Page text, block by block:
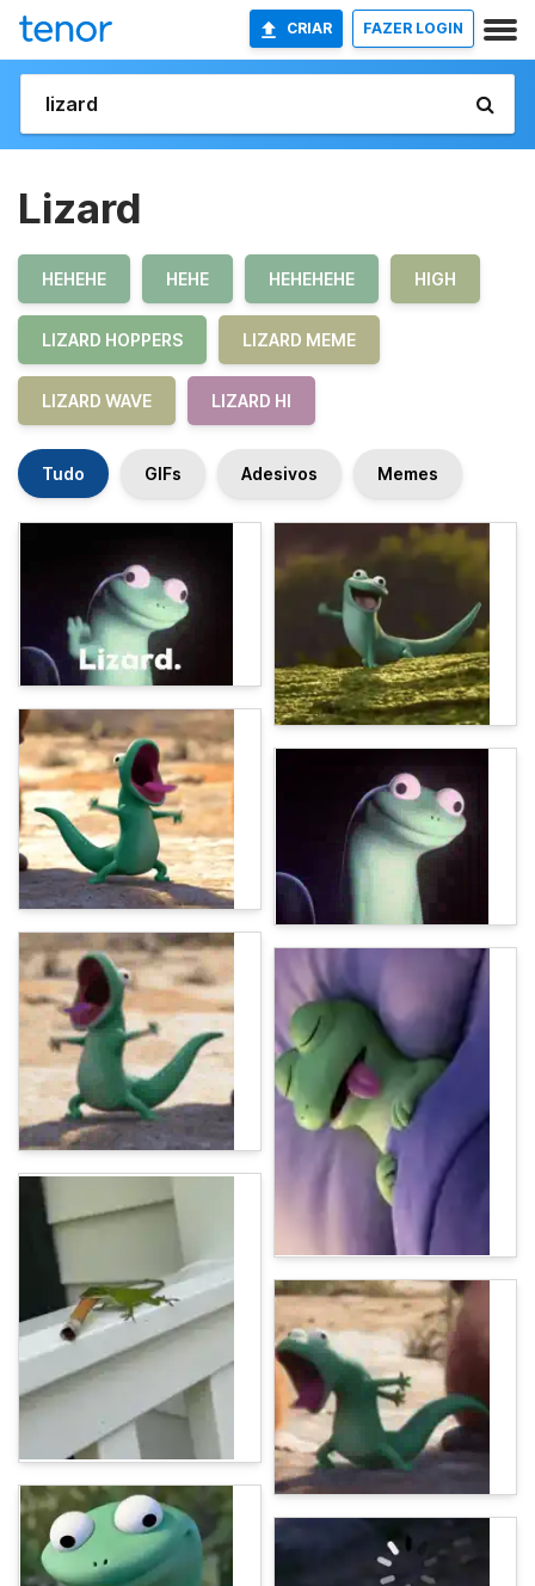
CRIAR FAZER LOGIN
Lizard
HEHEHE HEHE HEHEHEHE HIGH
LIZARD HOPPERS LIZARD MEME
LIZARD WAVE LIZARD HI
Tudo GIFs Adesivos Memes